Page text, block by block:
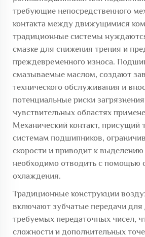
требующие непосредственного
контакта между движущимися
традиционные системы
смазке для снижения трения и
преждевременного износа.
смазываемые маслом, создают
технического обслуживания и
потенциальные риски
чувствительных областях
Механический контакт,
системам подшипников,
скорости и приводит к выделению
необходимо отводить с помощью
охлаждения.
Традиционные конструкции
включают зубчатые передачи для
требуемых передаточных чисел,
сложности и дополнительных